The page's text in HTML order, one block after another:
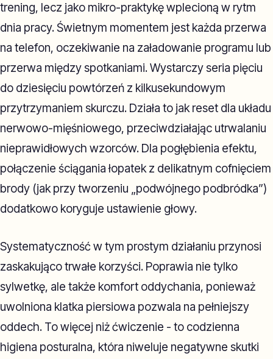
trening, lecz jako mikro-praktykę wplecioną w rytm
dnia pracy. Świetnym momentem jest każda przerwa
na telefon, oczekiwanie na załadowanie programu lub
przerwa między spotkaniami. Wystarczy seria pięciu
do dziesięciu powtórzeń z kilkusekundowym
przytrzymaniem skurczu. Działa to jak reset dla układu
nerwowo-mięśniowego, przeciwdziałając utrwalaniu
nieprawidłowych wzorców. Dla pogłębienia efektu,
połączenie ściągania łopatek z delikatnym cofnięciem
brody (jak przy tworzeniu „podwójnego podbródka”)
dodatkowo koryguje ustawienie głowy.
Systematyczność w tym prostym działaniu przynosi
zaskakująco trwałe korzyści. Poprawia nie tylko
sylwetkę, ale także komfort oddychania, ponieważ
uwolniona klatka piersiowa pozwala na pełniejszy
oddech. To więcej niż ćwiczenie - to codzienna
higiena posturalna, która niweluje negatywne skutki